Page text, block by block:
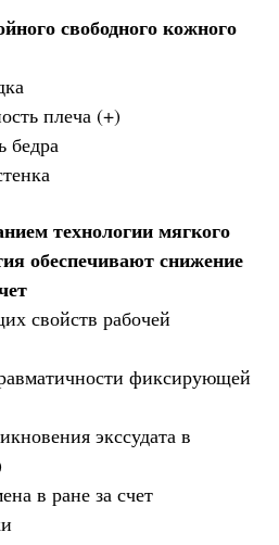
свободного кожного
плеча (+)
бедра
технологии мягкого
обеспечивают снижение
свойств рабочей
фиксирующей
экссудата в
в ране за счет